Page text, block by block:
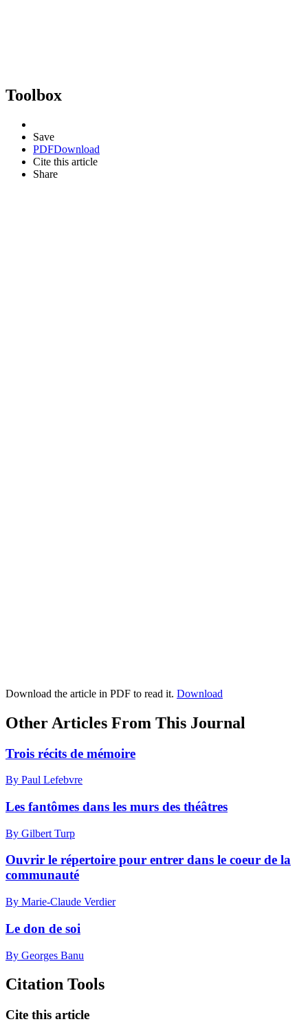
Toolbox
Save
PDFDownload
Cite this article
Share
Download the article in PDF to read it. Download
Other Articles From This Journal
Trois récits de mémoire
By Paul Lefebvre
Les fantômes dans les murs des théâtres
By Gilbert Turp
Ouvrir le répertoire pour entrer dans le coeur de la
communauté
By Marie-Claude Verdier
Le don de soi
By Georges Banu
Citation Tools
Cite this article